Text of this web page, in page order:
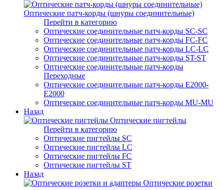
Оптические патч-корды (шнуры соединительные)
Перейти в категорию
Оптические соединительные патч-корды SC-SC
Оптические соединительные патч-корды FC-FC
Оптические соединительные патч-корды LC-LC
Оптические соединительные патч-корды ST-ST
Оптические соединительные патч-корды
Переходные
Оптические соединительные патч-корды E2000-
E2000
Оптические соединительные патч-корды MU-MU
Назад
Оптические пигтейлы
Перейти в категорию
Оптические пигтейлы SC
Оптические пигтейлы LC
Оптические пигтейлы FC
Оптические пигтейлы ST
Назад
Оптические розетки